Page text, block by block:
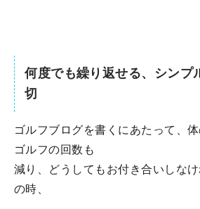
何度でも繰り返せる、シンプ
切
ゴルフブログを書くにあたって、
ゴルフの回数も
減り、どうしてもお付き合いしな
の時、